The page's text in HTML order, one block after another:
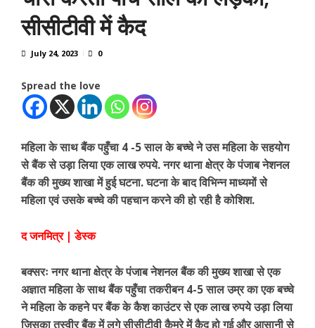
सीसीटीवी में कैद
July 24, 2023 0
Spread the love
महिला के साथ बैंक पहुँचा 4 -5 साल के बच्चे ने उस महिला के सहयोग
से बैंक से उड़ा लिया एक लाख रुपये. नगर थाना क्षेत्र के पंजाब नेशनल
बैंक की मुख्य शाखा में हुई घटना. घटना के बाद विभिन्न माध्यमों से
महिला एवं उसके बच्चे की पहचान करने की हो रही है कोशिश.
द जनमित्र | डेस्क
बक्सरः नगर थाना क्षेत्र के पंजाब नेशनल बैंक की मुख्य शाखा से एक
अज्ञात महिला के साथ बैंक पहुँचा तकरीबन 4-5 साल उम्र का एक बच्चे
ने महिला के कहने पर बैंक के कैश काउंटर से एक लाख रुपये उड़ा लिया
जिसका तस्वीर बैंक में लगे सीसीटीवी कैमरे में कैद हो गई और आसानी से